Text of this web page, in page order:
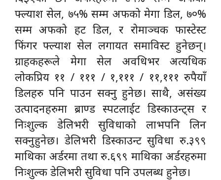
फ्ल्याश सेल, ७५% सम्म अफको मेगा डिल, ७०%
सम्म अफको हट डिल, र रोमाञ्चक फास्टेस्ट
फिंगर फ्ल्याश सेल लगायत समाविस्ट हुनेछन्।
ग्राहकहरूले मेगा सेल अवधिभर अत्यधिक
लोकप्रिय ११ / १११ / १,१११ / ११,१११ रुपैयाँ
डिलहरु पनि पाउन सक्नु हुनेछ। साथै, असंख्य
उत्पादनहरुमा ब्राण्ड स्पटलाईट डिस्काउन्ट्स र
निःशुल्क डेलिभरी सुविधाको लाभपनि लिन
सक्नुहुनेछ। डेलिभरी डिस्काउन्ट सुविधा रु.३९९
माथिका अर्डरमा तथा रु.६९९ माथिका अर्डरहरुमा
निःशुल्क डेलिभरी सुविधा पनि उपलब्ध हुनेछ।